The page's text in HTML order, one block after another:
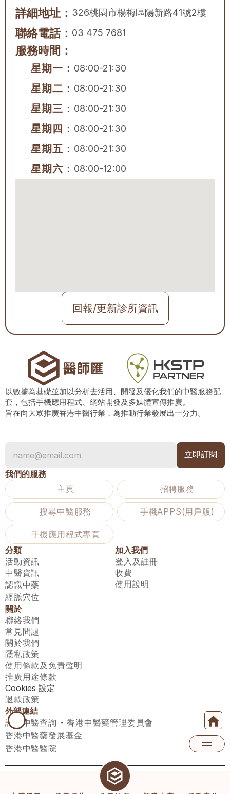
詳細地址： 326桃園市楊梅區陽新路41號2樓
聯絡電話： 03 475 7681
服務時間：
星期一： 08:00-21:30
星期二： 08:00-21:30
星期三： 08:00-21:30
星期四： 08:00-21:30
星期五： 08:00-21:30
星期六： 08:00-12:00
回報/更新診所資訊
以數據為基礎並加以分析去活用、開發及優化我們的中醫服務配
套，包括手機應用程式、網站開發及多媒體宣傳推廣。
旨在向大眾推廣香港中醫行業，為推動行業發展出一分力。
我們的服務
主頁
招聘服務
搜尋中醫服務 手機APPS(用戶版)
手機應用程式專頁
分類
活動資訊
中醫資訊
認識中藥
經脈穴位
加入我們
登入及註冊
收費
使用說明
關於
聯絡我們
常見問題
關於我們
隱私政策
使用條款及免責聲明
推廣用途條款
Cookies 設定
退款政策
外部連結
註冊中醫查詢 - 香港中醫藥管理委員會
香港中醫藥發展基金
香港中醫醫院
醫師匯有限公司 ECWAY LIMITED Copyright 2026© All rights
reserved. 台灣地區：統一編號：00531876 稅籍編號：A100320069